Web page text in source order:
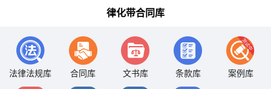
律化带合同库
法律法规库 合同库 文书库 条款库 案例库